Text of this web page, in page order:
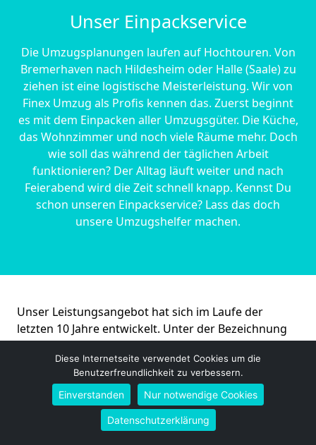
Unser Einpackservice
Die Umzugsplanungen laufen auf Hochtouren. Von
Bremer­haven nach Hildesheim oder Halle (Saale) zu
ziehen ist eine logistische Meisterleistung. Wir von
Finex Umzug als Profis kennen das. Zuerst beginnt
es mit dem Einpacken aller Umzugsgüter. Die Küche,
das Wohnzimmer und noch viele Räume mehr. Doch
wie soll das während der täglichen Arbeit
funktionieren? Der Alltag läuft weiter und nach
Feierabend wird die Zeit schnell knapp. Kennst Du
schon unseren Einpackservice? Lass das doch
unsere Umzugshelfer machen.
Unser Leistungsangebot hat sich im Laufe der
letzten 10 Jahre entwickelt. Unter der Bezeichnung
Arbeitgeberumzug in Bremer­haven verstehen wir
mehr, als nur Kisten schleppen. Kennst Du schon
unseren Full-Service? Hier übernehmen wir im
Vorfeld die komplette Abwicklung für Dich.
Kostenloses Angebot erhalten
Diese Internetseite verwendet Cookies um die
Benutzerfreundlichkeit zu verbessern.
Einverstanden Nur notwendige Cookies
Datenschutzerklärung